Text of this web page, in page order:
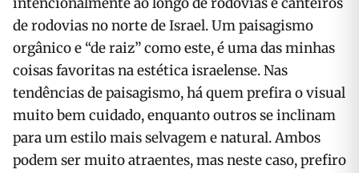
de rodovias no norte de Israel. Um paisagismo
orgânico e “de raiz” como este, é uma das minhas
coisas favoritas na estética israelense. Nas
tendências de paisagismo, há quem prefira o visual
muito bem cuidado, enquanto outros se inclinam
para um estilo mais selvagem e natural. Ambos
podem ser muito atraentes, mas neste caso, prefiro